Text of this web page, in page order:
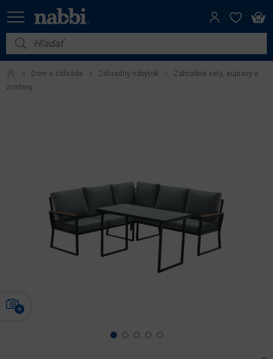
Nábytok
Vybavenie do domácnosti
Dom a záhrada Záhradný nábytok
Záhradné sety, súpravy a
zostavy